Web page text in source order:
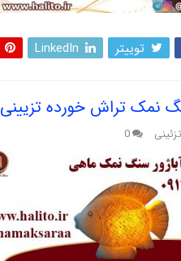
توییتر LinkedIn
نمک تراش خورده تزیینی
0